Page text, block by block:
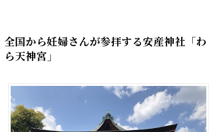
全国から妊婦さんが参拝する安産神社「わ
ら天神宮」